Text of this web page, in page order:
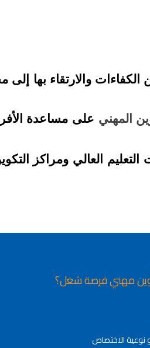
والارتقاء بها
المهني على مساعدة
العالي ومراكز
مهني فرصة شغل؟
الاختصاص